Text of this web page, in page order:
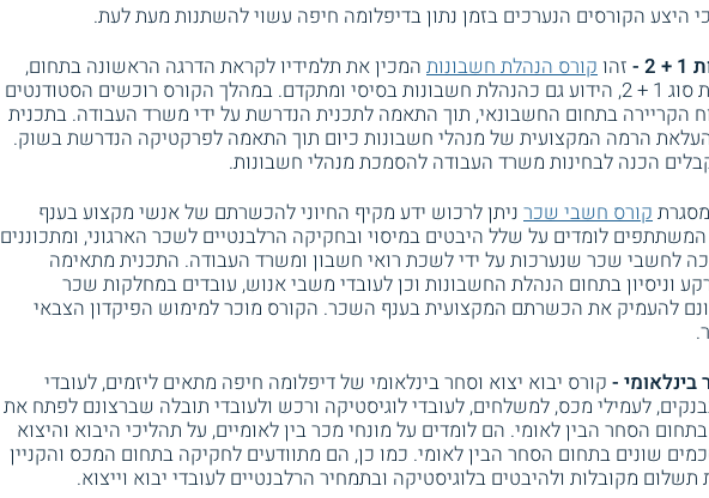
היצע הקורסים הנערכים בזמן נתון בדיפלומה חיפה עשוי להשתנות מעת לעת.
-
זהוקורס הנהלת חשבונות המכין את תלמידיו לקראת הדרגה הראשונה בתחום,
הנהלת חשבונות סוג 1 + 2, הידוע גם כהנהלת חשבונות בסיסי ומתקדם. במהלך הקורס רוכשים הסטודנטים
הקריירה בתחום החשבונאי, תוך התאמה לתכנית הנדרשת על ידי משרד העבודה. בתכנית
הרמה המקצועית של מנהלי חשבונות כיום תוך התאמה לפרקטיקה הנדרשת בשוק.
הכנה לבחינות משרד העבודה להסמכת מנהלי חשבונות.
קורס חשבי שכר ניתן לרכוש ידע מקיף החיוני להכשרתם של אנשי מקצוע בענף
לומדים על שלל היבטים במיסוי ובחקיקה הרלבנטיים לשכר הארגוני, ומתכוננים
לחשבי שכר שנערכות על ידי לשכת רואי חשבון ומשרד העבודה. התכנית מתאימה
וניסיון בתחום הנהלת החשבונות וכן לעובדי משבי אנוש, עובדים במחלקות שכר
להעמיק את הכשרתם המקצועית בענף השכר. הקורס מוכר למימוש הפיקדון הצבאי
בינלאומי - קורס יבוא יצוא וסחר בינלאומי של דיפלומה חיפה מתאים ליזמים, לעובדי
לעמילי מכס, למשלחים, לעובדי לוגיסטיקה ורכש ולעובדי תובלה שברצונם לפתח את
הסחר הבין לאומי. הם לומדים על מונחי מכר בין לאומיים, על תהליכי היבוא והיצוא
שונים בתחום הסחר הבין לאומי. כמו כן, הם מתוודעים לחקיקה בתחום המכס והקניין
תשלום מקובלות ולהיבטים בלוגיסטיקה ובתמחיר הרלבנטיים לעובדי יבוא וייצוא.